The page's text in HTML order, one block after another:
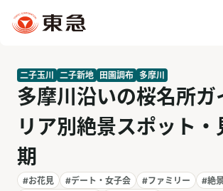
二子玉川 二子新地 田園調布 多摩川
多摩川沿いの桜名所ガ
リア別絶景スポット・
期
#お花見 #デート・女子会 #ファミリー
#絶